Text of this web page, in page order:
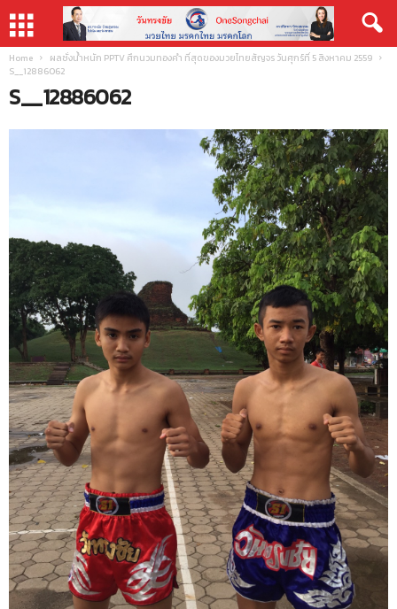
Home
ผลชั่งน้ำหนัก PPTV ศึกนวมทองคำ ที่สุดของมวยไทยสัญจร วันศุกร์ที่ 5 สิงหาคม 2559
S__12886062
S__12886062